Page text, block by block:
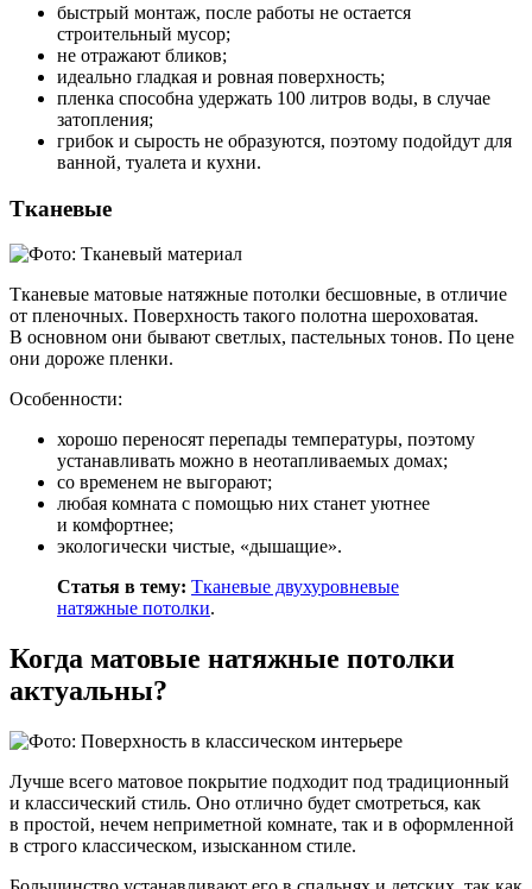
быстрый монтаж, после работы не остается
строительный мусор;
не отражают бликов;
идеально гладкая и ровная поверхность;
пленка способна удержать 100 литров воды, в случае
затопления;
грибок и сырость не образуются, поэтому подойдут для
ванной, туалета и кухни.
Тканевые
Тканевые матовые натяжные потолки бесшовные, в отличие
от пленочных. Поверхность такого полотна шероховатая.
В основном они бывают светлых, пастельных тонов. По цене
они дороже пленки.
Особенности:
хорошо переносят перепады температуры, поэтому
устанавливать можно в неотапливаемых домах;
со временем не выгорают;
любая комната с помощью них станет уютнее
и комфортнее;
экологически чистые, «дышащие».
Статья в тему: Тканевые двухуровневые
натяжные потолки.
Когда матовые натяжные потолки
актуальны?
Лучше всего матовое покрытие подходит под традиционный
и классический стиль. Оно отлично будет смотреться, как
в простой, нечем неприметной комнате, так и в оформленной
в строго классическом, изысканном стиле.